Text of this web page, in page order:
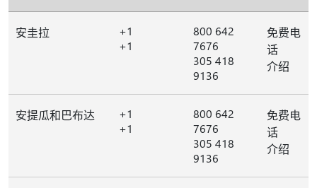
安圭拉
+1
+1
800 642
7676
305 418
9136
免费电
话
介绍
安提瓜和巴布达
+1
+1
800 642
7676
305 418
9136
免费电
话
介绍